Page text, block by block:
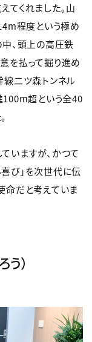
てくれました。山
程度という極め
中、頭上の高圧鉄
を払って掘り進め
線二ツ森トンネル
100m超という全40
いますが、かつて
び」を次世代に伝
命だと考えていま
）